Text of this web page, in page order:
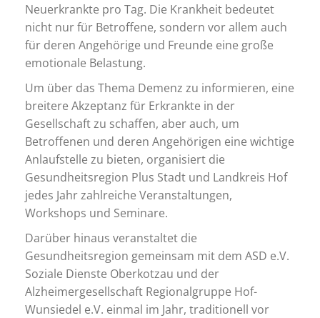
Neuerkrankte pro Tag. Die Krankheit bedeutet
nicht nur für Betroffene, sondern vor allem auch
für deren Angehörige und Freunde eine große
emotionale Belastung.
Um über das Thema Demenz zu informieren, eine
breitere Akzeptanz für Erkrankte in der
Gesellschaft zu schaffen, aber auch, um
Betroffenen und deren Angehörigen eine wichtige
Anlaufstelle zu bieten, organisiert die
Gesundheitsregion Plus Stadt und Landkreis Hof
jedes Jahr zahlreiche Veranstaltungen,
Workshops und Seminare.
Darüber hinaus veranstaltet die
Gesundheitsregion gemeinsam mit dem ASD e.V.
Soziale Dienste Oberkotzau und der
Alzheimergesellschaft Regionalgruppe Hof-
Wunsiedel e.V. einmal im Jahr, traditionell vor